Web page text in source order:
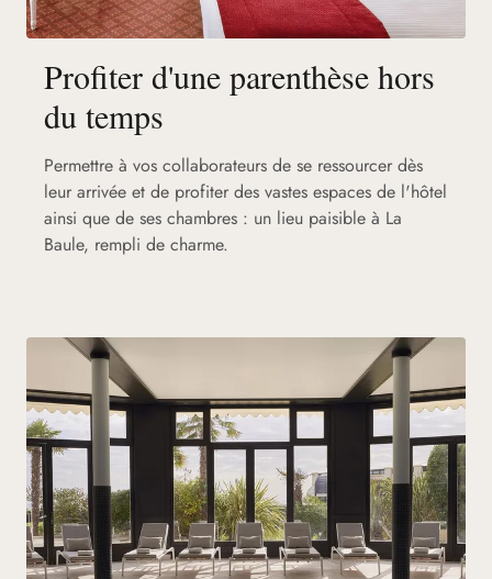
Profiter d'une parenthèse hors
du temps
Permettre à vos collaborateurs de se ressourcer dès
leur arrivée et de profiter des vastes espaces de l'hôtel
ainsi que de ses chambres : un lieu paisible à La
Baule, rempli de charme.